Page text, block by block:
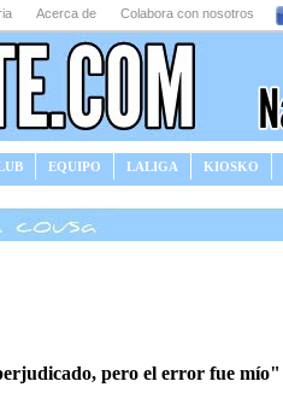
Acerca de Colabora con nosotros
EQUIPO LALIGA KIOSKO
pero el error fue mío"